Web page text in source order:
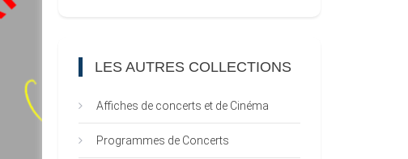
LES AUTRES COLLECTIONS
Affiches de concerts et de Cinéma
Programmes de Concerts